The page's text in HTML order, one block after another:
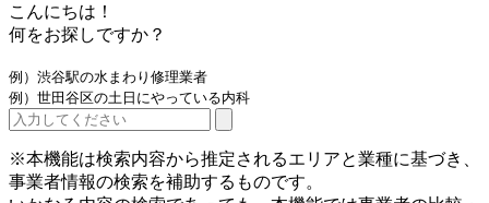
こんにちは！
何をお探しですか？
例）渋谷駅の水まわり修理業者
例）世田谷区の土日にやっている内科
※本機能は検索内容から推定されるエリアと業種に基づき、
事業者情報の検索を補助するものです。